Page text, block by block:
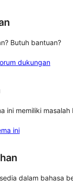
Butuh bantuan?
dukungan
ini memiliki masalah
ini
dalam bahasa